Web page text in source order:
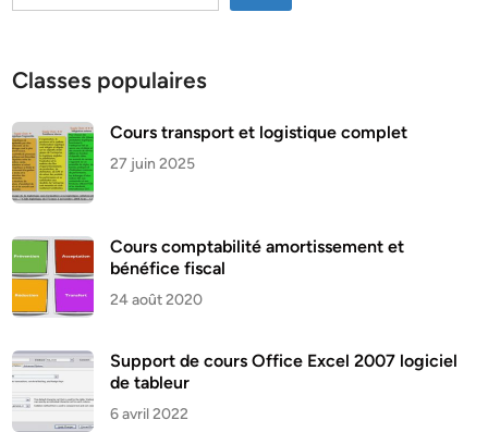
Classes populaires
Cours transport et logistique complet
27 juin 2025
Cours comptabilité amortissement et
bénéfice fiscal
24 août 2020
Support de cours Office Excel 2007 logiciel
de tableur
6 avril 2022